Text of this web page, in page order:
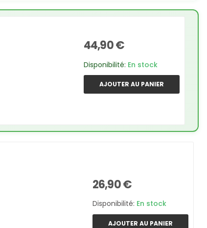
44,90 €
Disponibilité: En stock
AJOUTER AU PANIER
26,90 €
Disponibilité: En stock
AJOUTER AU PANIER